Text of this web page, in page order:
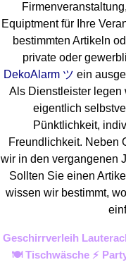
Equiptment für Ihre
bestimmten Artikeln
private oder
DekoAlarm ツ ein
Als Dienstleister legen
eigentlich
Pünktlichkeit,
Freundlichkeit. Neben
wir in den vergangenen
Sollten Sie einen
wissen wir bestimmt,
Geschirrverleih
🍽️ Tischwäsche ⚡